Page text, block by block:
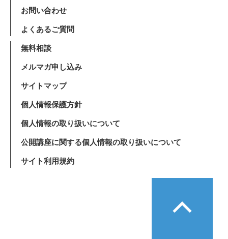
お問い合わせ
よくあるご質問
無料相談
メルマガ申し込み
サイトマップ
個人情報保護方針
個人情報の取り扱いについて
公開講座に関する個人情報の取り扱いについて
サイト利用規約